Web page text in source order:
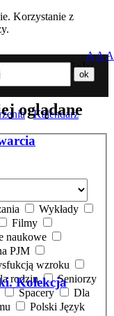
Korzystanie z
Nasze oddziały
oglądane
Kolekcja
AAA
/Kalendarz
Wykłady
Filmy
naukowe
PJM
wzroku
rodzin
Seniorzy
Spacery